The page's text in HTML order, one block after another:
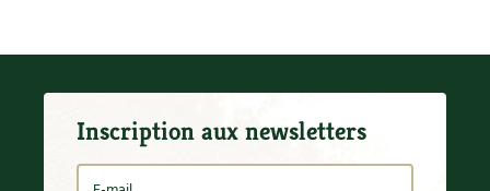
Inscription aux newsletters